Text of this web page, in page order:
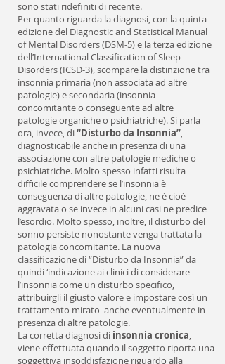
sono stati ridefiniti di recente.
Per quanto riguarda la diagnosi, con la quinta
edizione del Diagnostic and Statistical Manual
of Mental Disorders (DSM-5) e la terza edizione
dell’International Classification of Sleep
Disorders (ICSD-3), scompare la distinzione tra
insonnia primaria (non associata ad altre
patologie) e secondaria (insonnia
concomitante o conseguente ad altre
patologie organiche o psichiatriche). Si parla
ora, invece, di“Disturbo da Insonnia”,
diagnosticabile anche in presenza di una
associazione con altre patologie mediche o
psichiatriche. Molto spesso infatti risulta
difficile comprendere se l’insonnia è
conseguenza di altre patologie, ne è cioè
aggravata o se invece in alcuni casi ne predice
l’esordio. Molto spesso, inoltre, il disturbo del
sonno persiste nonostante venga trattata la
patologia concomitante. La nuova
classificazione di “Disturbo da Insonnia” da
quindi ‘indicazione ai clinici di considerare
l’insonnia come un disturbo specifico,
attribuirgli il giusto valore e impostare così un
trattamento mirato anche eventualmente in
presenza di altre patologie.
La corretta diagnosi di insonnia cronica,
viene effettuata quando il soggetto riporta una
soggettiva insoddisfazione riguardo alla